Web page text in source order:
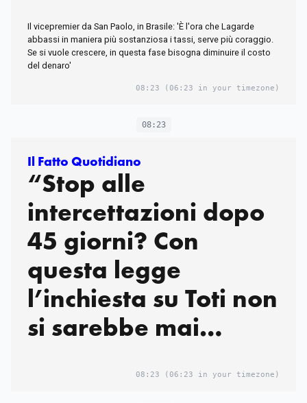
Il vicepremier da San Paolo, in Brasile: 'È l'ora che Lagarde
abbassi in maniera più sostanziosa i tassi, serve più coraggio.
Se si vuole crescere, in questa fase bisogna diminuire il costo
del denaro'
08:23 (06:23 in your timezone)
08:23
Il Fatto Quotidiano
“Stop alle
intercettazioni dopo
45 giorni? Con
questa legge
l’inchiesta su Toti non
si sarebbe mai
l’allarme del pm di
08:23 (06:23 in your timezone)